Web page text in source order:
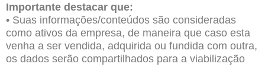
Importante destacar que:
• Suas informações/conteúdos são consideradas
como ativos da empresa, de maneira que caso esta
venha a ser vendida, adquirida ou fundida com outra,
os dados serão compartilhados para a viabilização